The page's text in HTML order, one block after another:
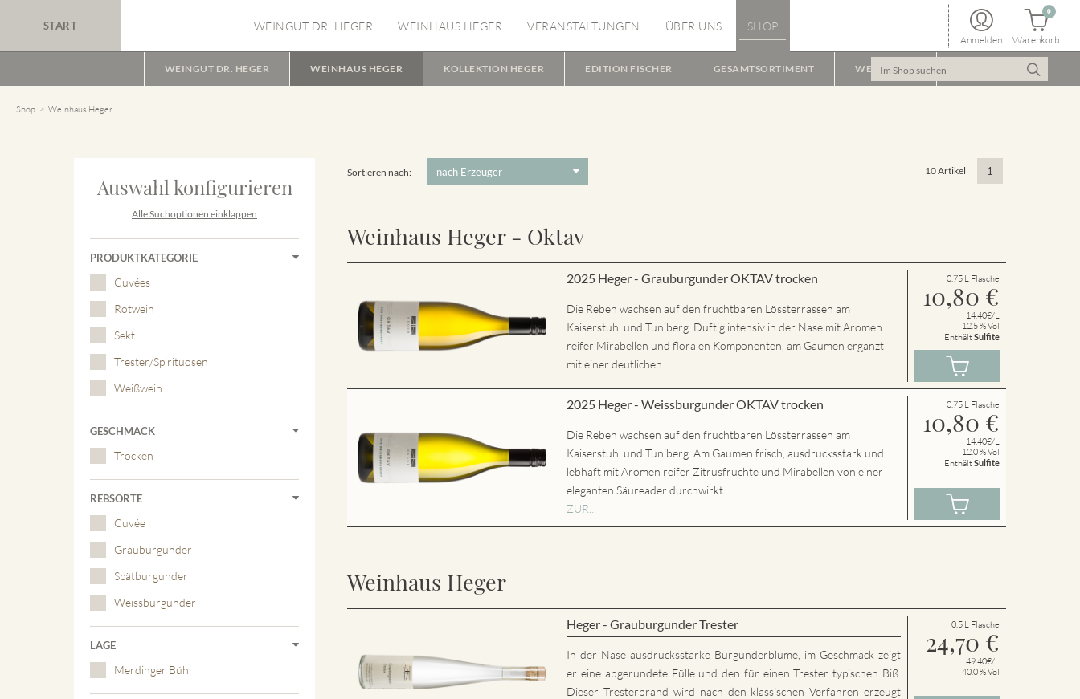
START WEINGUT DR. HEGER WEINHAUS HEGER VERANSTALTUNGEN ÜBER UNS SHOP
Anmelden Warenkorb
0
WEINGUT DR. HEGER WEINHAUS HEGER KOLLEKTION HEGER EDITION FISCHER GESAMTSORTIMENT WEINPAKET
Shop Weinhaus Heger
Auswahl konfigurieren
Alle Suchoptionen einklappen
PRODUKTKATEGORIE
Cuvées
Rotwein
Sekt
Trester/Spirituosen
Weißwein
GESCHMACK
Trocken
REBSORTE
Cuvée
Grauburgunder
Spätburgunder
Weissburgunder
LAGE
Merdinger Bühl
Sortieren nach: 10 Artikel 1
Weinhaus Heger - Oktav
2025 Heger - Grauburgunder OKTAV trocken
Die Reben wachsen auf den fruchtbaren Lössterrassen am
Kaiserstuhl und Tuniberg. Duftig intensiv in der Nase mit Aromen
reifer Mirabellen und floralen Komponenten, am Gaumen ergänzt
mit einer deutlichen...
0.75 L Flasche
10,80 €
14.40€/L
12.5 % Vol
EnthältSulfite
2025 Heger - Weissburgunder OKTAV trocken
Die Reben wachsen auf den fruchtbaren Lössterrassen am
Kaiserstuhl und Tuniberg. Am Gaumen frisch, ausdrucksstark und
lebhaft mit Aromen reifer Zitrusfrüchte und Mirabellen von einer
eleganten Säureader durchwirkt.
ZUR...
0.75 L Flasche
10,80 €
14.40€/L
12.0 % Vol
EnthältSulfite
Weinhaus Heger
Heger - Grauburgunder Trester
In der Nase ausdrucksstarke Burgunderblume, im Geschmack zeigt
er eine abgerundete Fülle und den für einen Trester typischen Biß.
Dieser Tresterbrand wird nach den klassischen Verfahren erzeugt
0.5 L Flasche
24,70 €
49.40€/L
40.0 % Vol